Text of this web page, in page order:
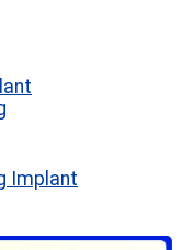
Implant